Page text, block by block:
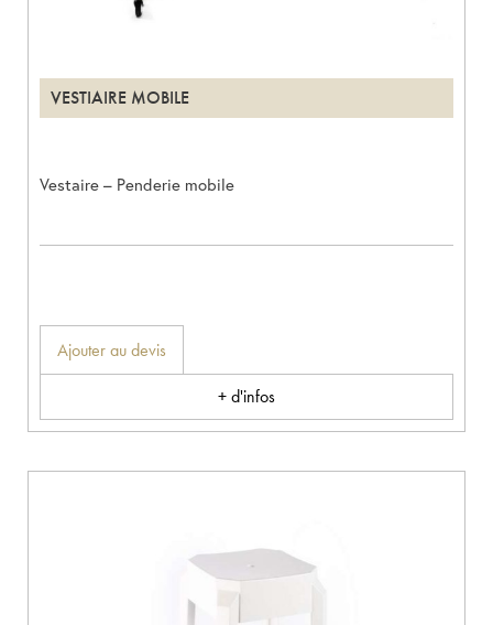
VESTIAIRE MOBILE
Vestaire – Penderie mobile
Ajouter au devis
+ d'infos